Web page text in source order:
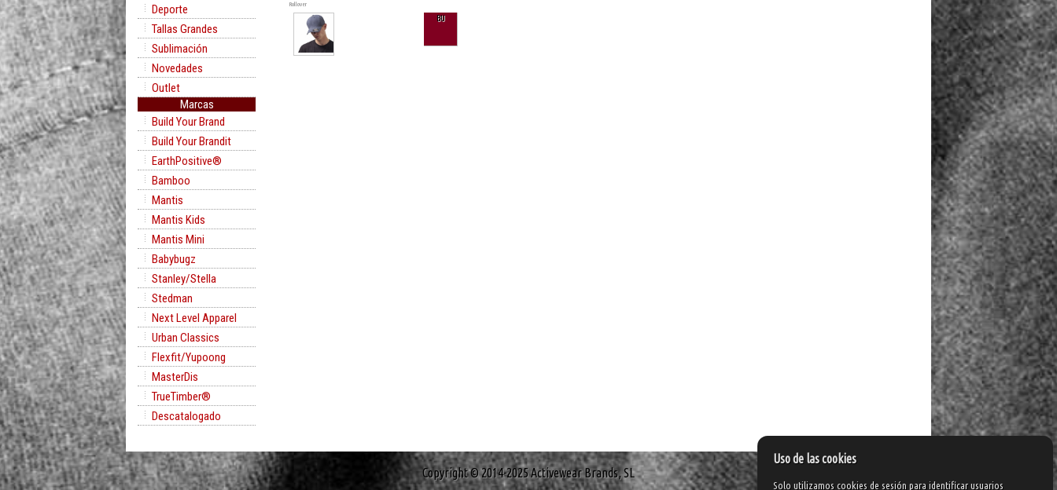
Deporte
Tallas Grandes
Sublimación
Novedades
Outlet
Marcas
Build Your Brand
Build Your Brandit
EarthPositive®
Bamboo
Mantis
Mantis Kids
Mantis Mini
Babybugz
Stanley/Stella
Stedman
Next Level Apparel
Urban Classics
Flexfit/Yupoong
MasterDis
TrueTimber®
Descatalogado
Rollover
BU
Copyright © 2014-2025 Activewear Brands, SL
Uso de las cookies
Solo utilizamos cookies de sesión para identificar usuarios